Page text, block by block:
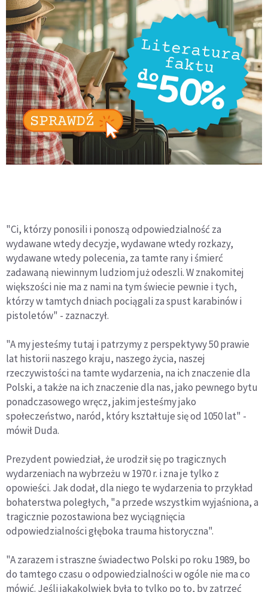
"Ci, którzy ponosili i ponoszą odpowiedzialność za
wydawane wtedy decyzje, wydawane wtedy rozkazy,
wydawane wtedy polecenia, za tamte rany i śmierć
zadawaną niewinnym ludziom już odeszli. W znakomitej
większości nie ma z nami na tym świecie pewnie i tych,
którzy w tamtych dniach pociągali za spust karabinów i
pistoletów" - zaznaczył.
"A my jesteśmy tutaj i patrzymy z perspektywy 50 prawie
lat historii naszego kraju, naszego życia, naszej
rzeczywistości na tamte wydarzenia, na ich znaczenie dla
Polski, a także na ich znaczenie dla nas, jako pewnego bytu
ponadczasowego wręcz, jakim jesteśmy jako
społeczeństwo, naród, który kształtuje się od 1050 lat" -
mówił Duda.
Prezydent powiedział, że urodził się po tragicznych
wydarzeniach na wybrzeżu w 1970 r. i zna je tylko z
opowieści. Jak dodał, dla niego te wydarzenia to przykład
bohaterstwa poległych, "a przede wszystkim wyjaśniona, a
tragicznie pozostawiona bez wyciągnięcia
odpowiedzialności głęboka trauma historyczna".
"A zarazem i straszne świadectwo Polski po roku 1989, bo
do tamtego czasu o odpowiedzialności w ogóle nie ma co
mówić. Jeśli jakakolwiek była to tylko po to, by zatrzeć